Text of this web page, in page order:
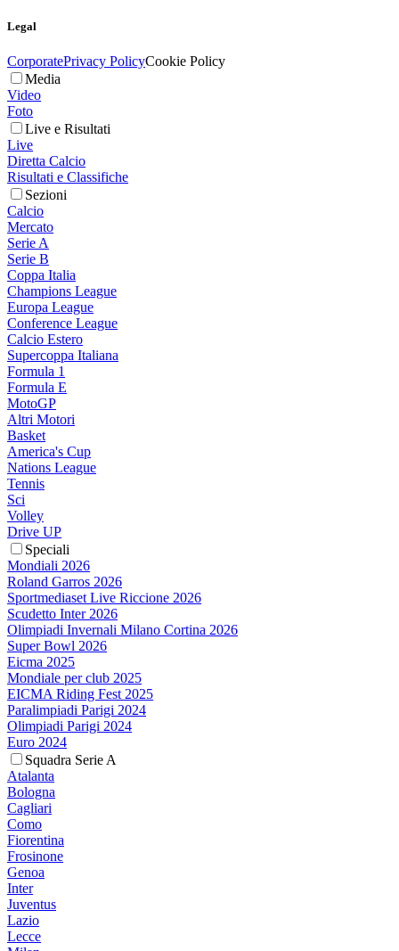
Legal
CorporatePrivacy PolicyCookie Policy
Media
Video
Foto
Live e Risultati
Live
Diretta Calcio
Risultati e Classifiche
Sezioni
Calcio
Mercato
Serie A
Serie B
Coppa Italia
Champions League
Europa League
Conference League
Calcio Estero
Supercoppa Italiana
Formula 1
Formula E
MotoGP
Altri Motori
Basket
America's Cup
Nations League
Tennis
Sci
Volley
Drive UP
Speciali
Mondiali 2026
Roland Garros 2026
Sportmediaset Live Riccione 2026
Scudetto Inter 2026
Olimpiadi Invernali Milano Cortina 2026
Super Bowl 2026
Eicma 2025
Mondiale per club 2025
EICMA Riding Fest 2025
Paralimpiadi Parigi 2024
Olimpiadi Parigi 2024
Euro 2024
Squadra Serie A
Atalanta
Bologna
Cagliari
Como
Fiorentina
Frosinone
Genoa
Inter
Juventus
Lazio
Lecce